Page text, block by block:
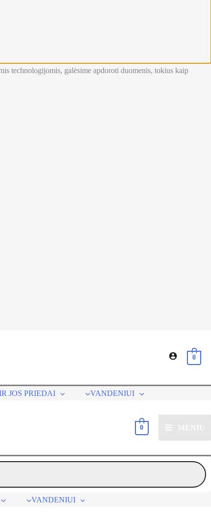
technologijomis, galėsime apdoroti duomenis, tokius kaip
0
JOS PRIEDAI VANDENIUI
0 MENIU
VANDENIUI